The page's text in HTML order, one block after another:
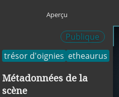
Aperçu
Publique
trésor d'oignies etheaurus
Métadonnées de la
scène